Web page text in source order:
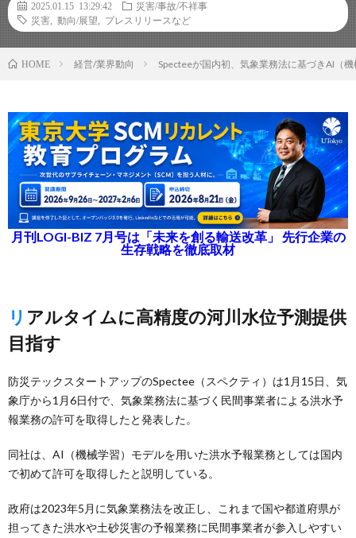
2025.01.15 13:29:42
災害/事故/不祥事
災害
動向/展望 プレスリリースなど
HOME 経営/業界動向 Specteeが国内初、気象業務法に基づきAI（
月刊LOGI-BIZ 7月号は「未来を創る輸送改革」 先行企業の
生存戦略を徹底取材
リアルタイムに高精度の河川水位予測提供
目指す
防災テックスタートアップのSpectee（スペクティ）は1月15日、気
象庁から1月6日付で、気象業務法に基づく民間事業者による洪水予
報業務の許可を取得したと発表した。
同社は、AI（機械学習）モデルを用いた洪水予報業務としては国内
で初めて許可を取得したと説明している。
政府は2023年5月に気象業務法を改正し、これまで国や都道府県が
担ってきた洪水や土砂災害の予報業務に民間事業者が参入しやすい